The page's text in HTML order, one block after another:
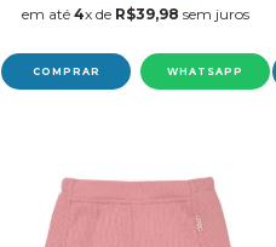
em até 4x de R$39,98 sem juros
COMPRAR WHATSAPP